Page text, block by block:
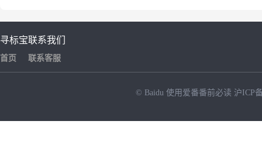
寻标宝
首页
联系我们
联系客服
© Baidu 使用爱番番前必读 沪ICP